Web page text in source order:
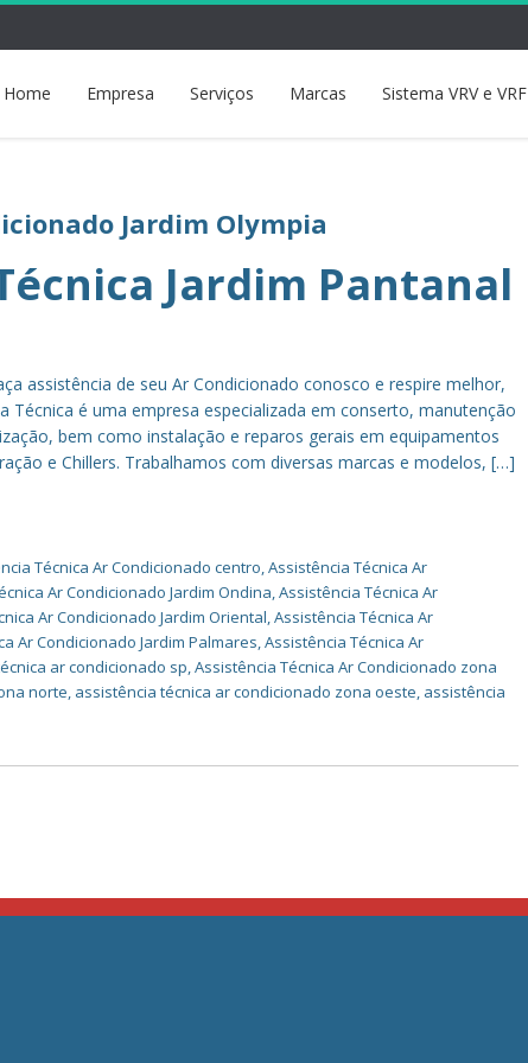
Home Empresa Serviços Marcas Sistema VRV e VRF
Jardim Olympia
Jardim Pantanal
assistência de seu Ar Condicionado conosco e respire melhor,
Técnica é uma empresa especializada em conserto, manutenção
bem como instalação e reparos gerais em equipamentos
e Chillers. Trabalhamos com diversas marcas e modelos, […]
Técnica Ar Condicionado centro,Assistência Técnica Ar
Ar Condicionado Jardim Ondina,Assistência Técnica Ar
Ar Condicionado Jardim Oriental,Assistência Técnica Ar
Ar Condicionado Jardim Palmares,Assistência Técnica Ar
ar condicionado sp,Assistência Técnica Ar Condicionado zona
norte, assistência técnica ar condicionado zona oeste, assistência